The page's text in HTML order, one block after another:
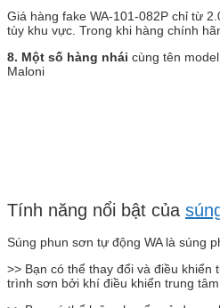
Giá hàng fake WA-101-082P chỉ từ
tùy khu vực. Trong khi hàng chính
8. Một số hàng nhái cùng tên
Maloni
Tính năng nổi bật của
Súng phun sơn tự động WA là súng
>> Bạn có thể thay đổi và điều khiển
trình sơn bởi khí điều khiển trung tâm